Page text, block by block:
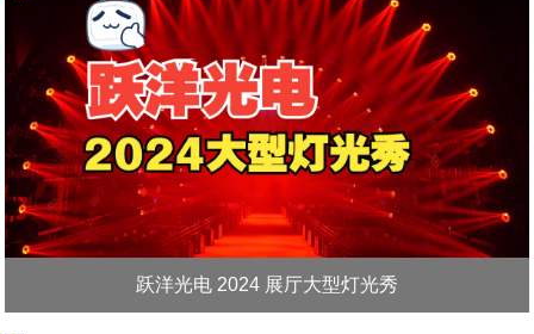
跃洋光电 2024 展厅大型灯光秀